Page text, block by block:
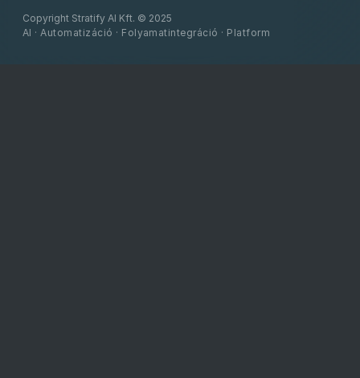
Copyright Stratify AI Kft. © 2025
AI · Automatizáció · Folyamatintegráció · Platform